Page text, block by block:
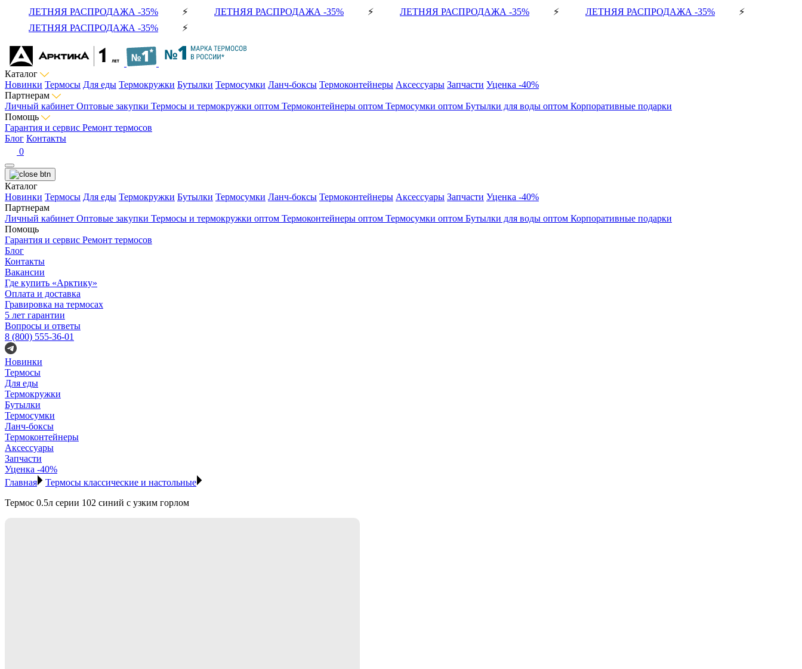
ЛЕТНЯЯ РАСПРОДАЖА -35% ⚡ ЛЕТНЯЯ РАСПРОДАЖА -35% ⚡ ЛЕТНЯЯ РАСПРОДАЖА -35% ⚡ ЛЕТНЯЯ РАСПРОДАЖА -35% ⚡
ЛЕТНЯЯ РАСПРОДАЖА -35% ⚡
Каталог
Новинки Термосы Для еды Термокружки Бутылки Термосумки Ланч-боксы Термоконтейнеры Аксессуары Запчасти Уценка -40%
Партнерам
Личный кабинет Оптовые закупки Термосы и термокружки оптом Термоконтейнеры оптом Термосумки оптом Бутылки для воды оптом Корпоративные подарки
Помощь
Гарантия и сервис Ремонт термосов
Блог Контакты
0
Каталог
Новинки Термосы Для еды Термокружки Бутылки Термосумки Ланч-боксы Термоконтейнеры Аксессуары Запчасти Уценка -40%
Партнерам
Личный кабинет Оптовые закупки Термосы и термокружки оптом Термоконтейнеры оптом Термосумки оптом Бутылки для воды оптом Корпоративные подарки
Помощь
Гарантия и сервис Ремонт термосов
Блог
Контакты
Вакансии
Где купить «Арктику»
Оплата и доставка
Гравировка на термосах
5 лет гарантии
Вопросы и ответы
8 (800) 555-36-01
Новинки
Термосы
Для еды
Термокружки
Бутылки
Термосумки
Ланч-боксы
Термоконтейнеры
Аксессуары
Запчасти
Уценка -40%
Главная
Термосы классические и настольные
Термос 0.5л серии 102 синий с узким горлом